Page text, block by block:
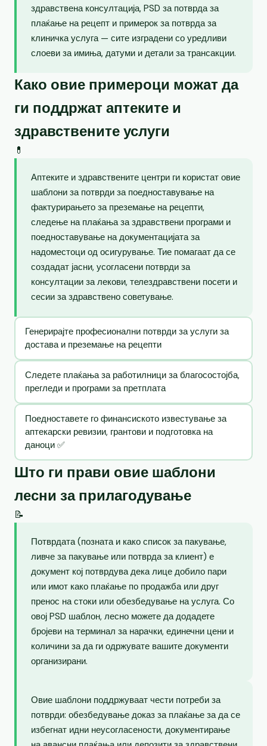
здравствена консултација, PSD за потврда за
плаќање на рецепт и примерок за потврда за
клиничка услуга — сите изградени со уредливи
слоеви за имиња, датуми и детали за трансакции.
Како овие примероци можат да
ги поддржат аптеките и
здравствените услуги
💊
Аптеките и здравствените центри ги користат овие
шаблони за потврди за поедноставување на
фактурирањето за преземање на рецепти,
следење на плаќања за здравствени програми и
поедноставување на документацијата за
надоместоци од осигурување. Тие помагаат да се
создадат јасни, усогласени потврди за
консултации за лекови, телездравствени посети и
сесии за здравствено советување.
Генерирајте професионални потврди за услуги за
достава и преземање на рецепти
Следете плаќања за работилници за благосостојба,
прегледи и програми за претплата
Поедноставете го финансиското известување за
аптекарски ревизии, грантови и подготовка на
даноци ✅
Што ги прави овие шаблони
лесни за прилагодување
📝
Потврдата (позната и како список за пакување,
ливче за пакување или потврда за клиент) е
документ кој потврдува дека лице добило пари
или имот како плаќање по продажба или друг
пренос на стоки или обезбедување на услуга. Со
овој PSD шаблон, лесно можете да додадете
бројеви на терминал за нарачки, единечни цени и
количини за да ги одржувате вашите документи
организирани.
Овие шаблони поддржуваат чести потреби за
потврди: обезбедување доказ за плаќање за да се
избегнат идни неусогласености, документирање